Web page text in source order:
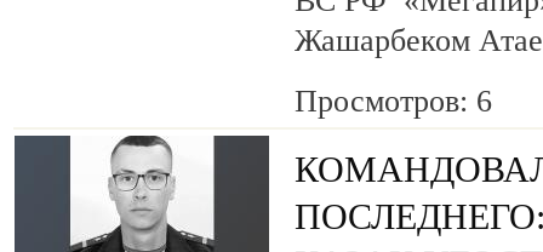
Жашарбеком
Просмотров: 6